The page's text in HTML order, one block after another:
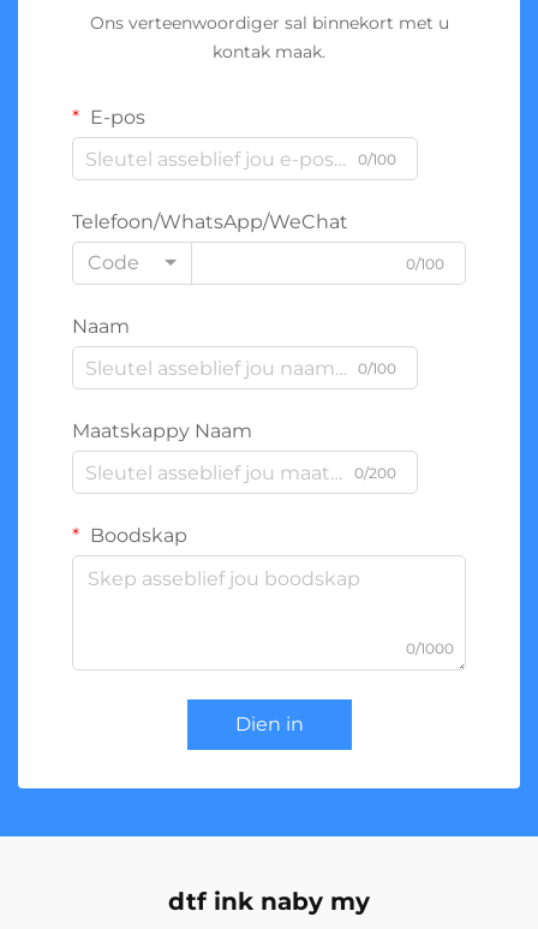
Ons verteenwoordiger sal binnekort met u
kontak maak.
E-pos
0/100
Telefoon/WhatsApp/WeChat
Code
0/100
Naam
0/100
Maatskappy Naam
0/200
Boodskap
0/1000
Dien in
dtf ink naby my